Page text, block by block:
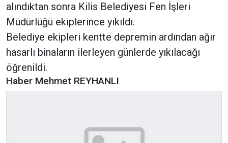
alındıktan sonra Kilis Belediyesi Fen İşleri
Müdürlüğü ekiplerince yıkıldı.
Belediye ekipleri kentte depremin ardından ağır
hasarlı binaların ilerleyen günlerde yıkılacağı
öğrenildi.
Haber Mehmet REYHANLI